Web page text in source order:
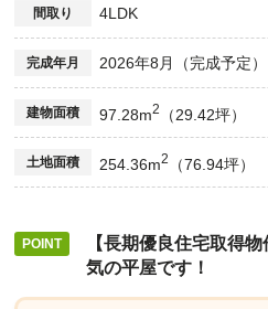
間取り 4LDK
完成年月 2026年8月（完成予定）
建物面積 97.28m2 （29.42坪）
土地面積 254.36m2 （76.94坪）
【長期優良住宅取得
気の平屋です！